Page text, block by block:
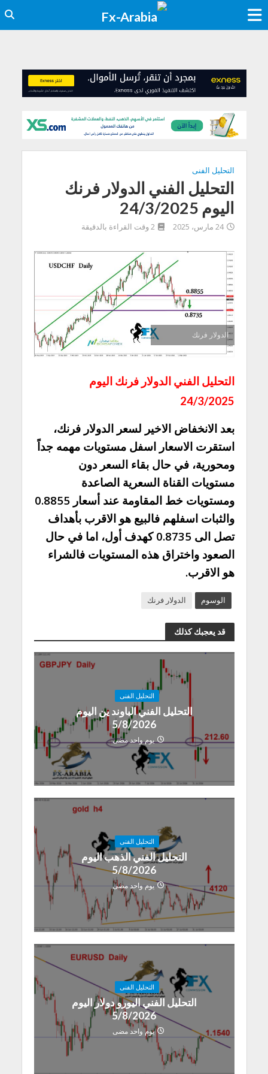
التحليل الفنى
التحليل الفني الدولار فرنك
اليوم 24/3/2025
24 مارس، 2025 2 وقت القراءة بالدقيقة
الدولار فرنك
التحليل الفني الدولار فرنك اليوم
24/3/2025
بعد الانخفاض الاخير لسعر الدولار فرنك،
استقرت الاسعار اسفل مستويات مهمه جداً
ومحورية، في حال بقاء السعر دون
مستويات القناة السعرية الصاعدة
ومستويات خط المقاومة عند أسعار 0.8855
والثبات اسفلهم فالبيع هو الاقرب بأهداف
تصل الى 0.8735 كهدف أول، اما في حال
الصعود واختراق هذه المستويات فالشراء
هو الاقرب.
الوسوم الدولار فرنك
قد يعجبك كذلك
التحليل الفنى
التحليل الفني الباوند ين اليوم
5/8/2026
يوم واحد مضى
التحليل الفنى
التحليل الفني الذهب اليوم
5/8/2026
يوم واحد مضى
التحليل الفنى
التحليل الفني اليورو دولار اليوم
5/8/2026
يوم واحد مضى